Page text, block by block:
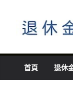
content
首頁 退休